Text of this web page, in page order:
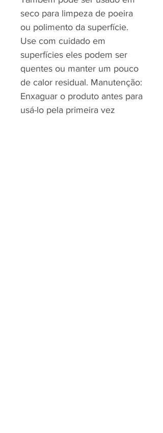
seco para limpeza de poeira
ou polimento da superfície.
Use com cuidado em
superfícies eles podem ser
quentes ou manter um pouco
de calor residual. Manutenção:
Enxaguar o produto antes para
usá-lo pela primeira vez